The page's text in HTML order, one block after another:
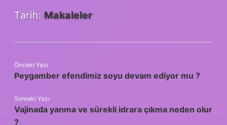
Tarih: Makaleler
Önceki Yazı
Peygamber efendimiz soyu devam ediyor mu ?
Sonraki Yazı
Vajinada yanma ve sürekli idrara çıkma neden olur
?